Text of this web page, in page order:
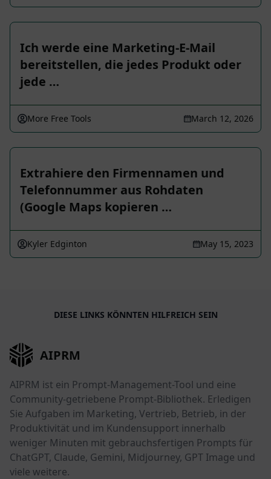
Ich werde eine Marketing-E-Mail
bereitstellen, die jedes Produkt oder
jede …
More Free Tools March 12, 2026
Extrahiere den Firmennamen und
Telefonnummer aus Rohdaten
(Google Maps kopieren …
Kyler Edginton May 15, 2023
DIESE LINKS KÖNNTEN HILFREICH SEIN
AIPRM
AIPRM ist ein Prompt-Management-Tool und eine
Community-getriebene Prompt-Bibliothek. Erledigen
Sie Aufgaben im Marketing, Vertrieb, Betrieb, in der
Produktivität und im Kundensupport innerhalb
weniger Minuten mit gebrauchsfertigen Prompts für
ChatGPT, Claude, Gemini, Midjourney, GPT Image und
viele weitere.